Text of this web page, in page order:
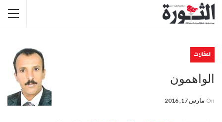
المقالات
الواهمون
On مارس 17, 2016